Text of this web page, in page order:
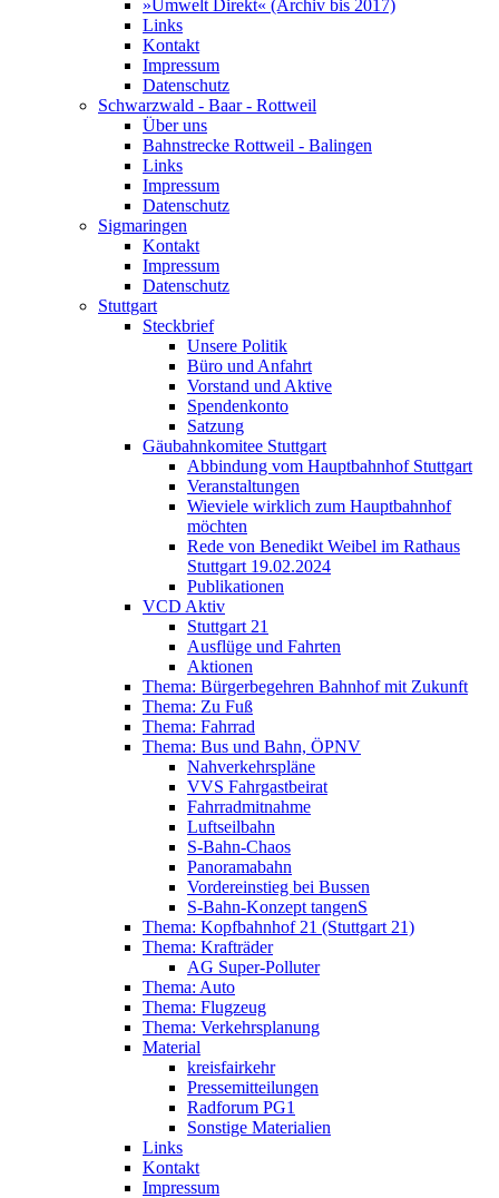
»Umwelt Direkt« (Archiv bis 2017)
Links
Kontakt
Impressum
Datenschutz
Schwarzwald - Baar - Rottweil
Über uns
Bahnstrecke Rottweil - Balingen
Links
Impressum
Datenschutz
Sigmaringen
Kontakt
Impressum
Datenschutz
Stuttgart
Steckbrief
Unsere Politik
Büro und Anfahrt
Vorstand und Aktive
Spendenkonto
Satzung
Gäubahnkomitee Stuttgart
Abbindung vom Hauptbahnhof Stuttgart
Veranstaltungen
Wieviele wirklich zum Hauptbahnhof
möchten
Rede von Benedikt Weibel im Rathaus
Stuttgart 19.02.2024
Publikationen
VCD Aktiv
Stuttgart 21
Ausflüge und Fahrten
Aktionen
Thema: Bürgerbegehren Bahnhof mit Zukunft
Thema: Zu Fuß
Thema: Fahrrad
Thema: Bus und Bahn, ÖPNV
Nahverkehrspläne
VVS Fahrgastbeirat
Fahrradmitnahme
Luftseilbahn
S-Bahn-Chaos
Panoramabahn
Vordereinstieg bei Bussen
S-Bahn-Konzept tangenS
Thema: Kopfbahnhof 21 (Stuttgart 21)
Thema: Krafträder
AG Super-Polluter
Thema: Auto
Thema: Flugzeug
Thema: Verkehrsplanung
Material
kreisfairkehr
Pressemitteilungen
Radforum PG1
Sonstige Materialien
Links
Kontakt
Impressum